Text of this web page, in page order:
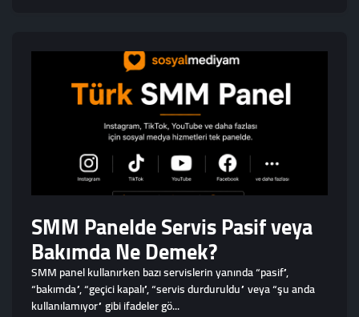
SMM Panelde Servis Pasif veya
Bakımda Ne Demek?
SMM panel kullanırken bazı servislerin yanında “pasif”,
“bakımda”, “geçici kapalı”, “servis durduruldu” veya “şu anda
kullanılamıyor” gibi ifadeler gö...